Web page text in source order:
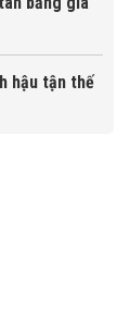
hậu tận thế